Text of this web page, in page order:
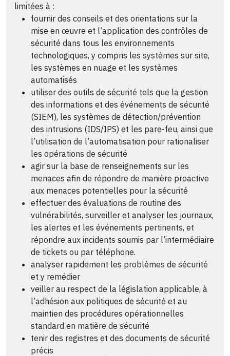
limitées à :
fournir des conseils et des orientations sur la
mise en œuvre et l’application des contrôles de
sécurité dans tous les environnements
technologiques, y compris les systèmes sur site,
les systèmes en nuage et les systèmes
automatisés
utiliser des outils de sécurité tels que la gestion
des informations et des événements de sécurité
(SIEM), les systèmes de détection/prévention
des intrusions (IDS/IPS) et les pare-feu, ainsi que
l’utilisation de l’automatisation pour rationaliser
les opérations de sécurité
agir sur la base de renseignements sur les
menaces afin de répondre de manière proactive
aux menaces potentielles pour la sécurité
effectuer des évaluations de routine des
vulnérabilités, surveiller et analyser les journaux,
les alertes et les événements pertinents, et
répondre aux incidents soumis par l’intermédiaire
de tickets ou par téléphone.
analyser rapidement les problèmes de sécurité
et y remédier
veiller au respect de la législation applicable, à
l’adhésion aux politiques de sécurité et au
maintien des procédures opérationnelles
standard en matière de sécurité
tenir des registres et des documents de sécurité
précis